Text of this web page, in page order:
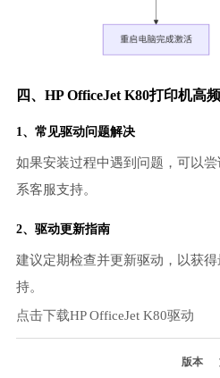
四、HP OfficeJet K80打印机高
1、常见驱动问题解决
如果安装过程中遇到问题，可以
系客服支持。
2、驱动更新指南
建议定期检查并更新驱动，以获
持。
点击下载HP OfficeJet K80驱动
版本